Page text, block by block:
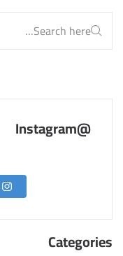
@Instagram
Categories